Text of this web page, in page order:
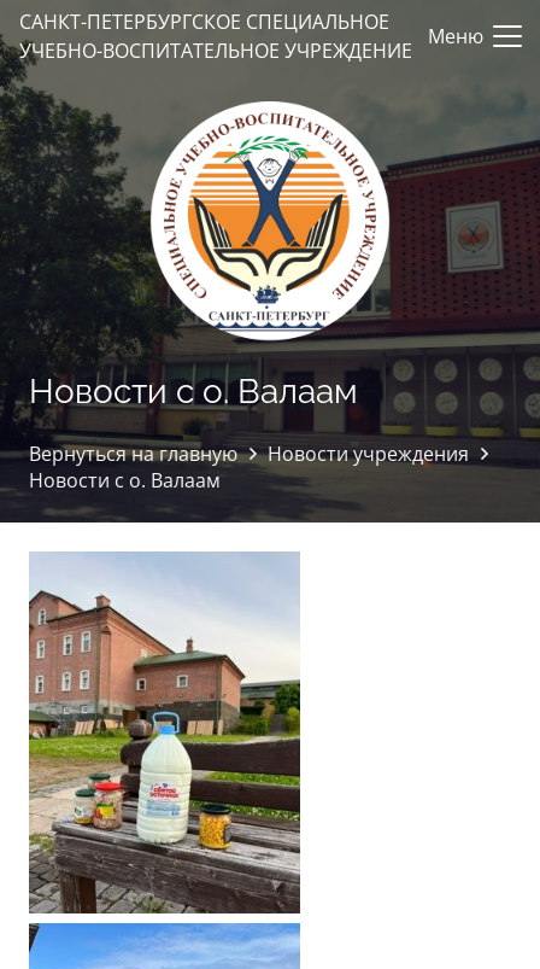
САНКТ-ПЕТЕРБУРГСКОЕ СПЕЦИАЛЬНОЕ
УЧЕБНО-ВОСПИТАТЕЛЬНОЕ УЧРЕЖДЕНИЕ
Меню
Новости с о. Валаам
Вернуться на главную
Новости учреждения
Новости с о. Валаам